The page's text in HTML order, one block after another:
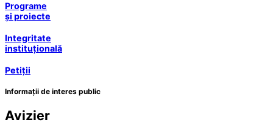
Programe
și proiecte
Integritate
instituțională
Petiții
Informații de interes public
Avizier